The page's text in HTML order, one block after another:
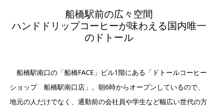
船橋駅前の広々空間
ハンドドリップコーヒーが味わえる国内唯一
のドトール
船橋駅南口の「船橋FACE」ビル1階にある「ドトールコーヒー
ショップ 船橋駅南口店」。朝6時からオープンしているので、
地元の人だけでなく、通勤前の会社員や学生など幅広い世代の方